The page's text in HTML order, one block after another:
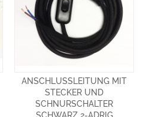
ANSCHLUSSLEITUNG MIT
STECKER UND
SCHNURSCHALTER
SCHWARZ 2-ADRIG